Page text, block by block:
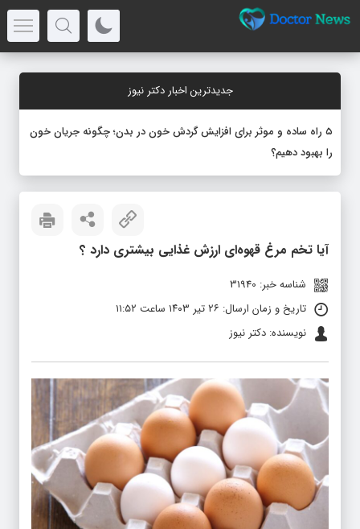
جدیدترین اخبار دکتر نیوز
۵ راه ساده و موثر برای افزایش گردش خون در بدن؛ چگونه جریان خون
را بهبود دهیم؟
آیا تخم مرغ قهوه‌ای ارزش غذایی بیشتری دارد ؟
شناسه خبر: 31940
تاریخ و زمان ارسال: ۲۶ تیر ۱۴۰۳ ساعت ۱۱:۵۲
نویسنده: دکتر نیوز